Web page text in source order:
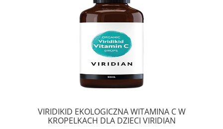
VIRIDIKID EKOLOGICZNA WITAMINA C W
KROPELKACH DLA DZIECI VIRIDIAN